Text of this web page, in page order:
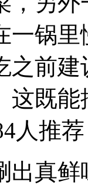
一锅
之前
这既
人推荐
出真